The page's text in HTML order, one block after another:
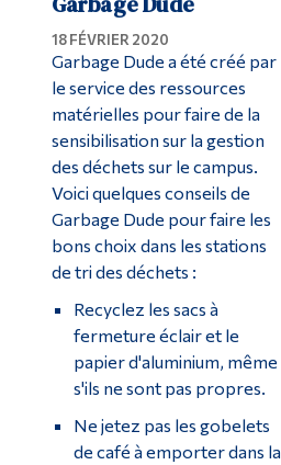
18 FÉVRIER 2020
Garbage Dude a été créé par
le service des ressources
matérielles pour faire de la
sensibilisation sur la gestion
des déchets sur le campus.
Voici quelques conseils de
Garbage Dude pour faire les
bons choix dans les stations
de tri des déchets :
Recyclez les sacs à
fermeture éclair et le
papier d'aluminium, même
s'ils ne sont pas propres.
Ne jetez pas les gobelets
de café à emporter dans la